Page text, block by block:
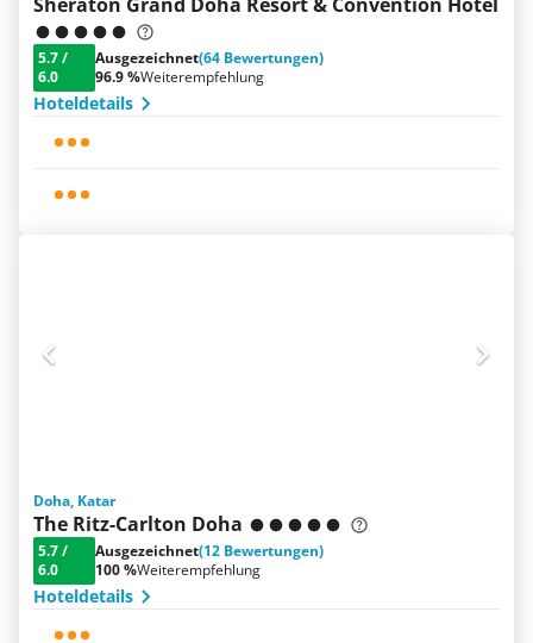
5.7/
6.0
Ausgezeichnet(64 Bewertungen)
96.9 %Weiterempfehlung
Hoteldetails
Doha, Katar
The Ritz-Carlton Doha
5.7/
6.0
Ausgezeichnet(12 Bewertungen)
100 %Weiterempfehlung
Hoteldetails